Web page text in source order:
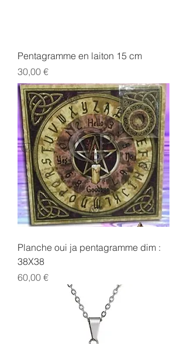
Pentagramme en laiton 15 cm
Prix
30,00 €
Planche oui ja pentagramme dim :
38X38
Prix
60,00 €